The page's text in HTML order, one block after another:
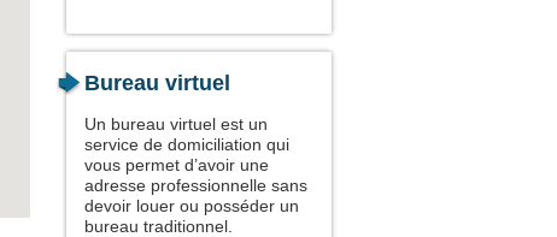
Bureau virtuel
Un bureau virtuel est un
service de domiciliation qui
vous permet d’avoir une
adresse professionnelle sans
devoir louer ou posséder un
bureau traditionnel.